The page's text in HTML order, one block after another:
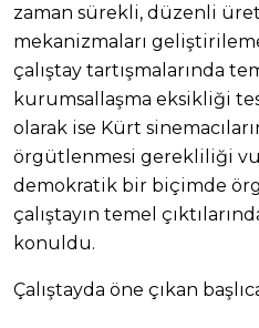
zaman sürekli, düzenli
mekanizmaları
çalıştay tartışmalarında
kurumsallaşma eksikliği
olarak ise Kürt
örgütlenmesi gerekliliği
demokratik bir biçimde
çalıştayın temel
konuldu.
Çalıştayda öne çıkan